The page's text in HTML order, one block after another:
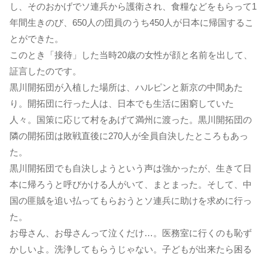
し、そのおかげでソ連兵から護衛され、食糧などをもらって1
年間生きのび、650人の団員のうち450人が日本に帰国するこ
とができた。
このとき「接待」した当時20歳の女性が顔と名前を出して、
証言したのです。
黒川開拓団が入植した場所は、ハルピンと新京の中間あた
り。開拓団に行った人は、日本でも生活に困窮していた
人々。国策に応じて村をあげて満州に渡った。黒川開拓団の
隣の開拓団は敗戦直後に270人が全員自決したところもあっ
た。
黒川開拓団でも自決しようという声は強かったが、生きて日
本に帰ろうと呼びかける人がいて、まとまった。そして、中
国の匪賊を追い払ってもらおうとソ連兵に助けを求めに行っ
た。
お母さん、お母さんって泣くだけ…。医務室に行くのも恥ず
かしいよ。洗浄してもらうじゃない。子どもが出来たら困る